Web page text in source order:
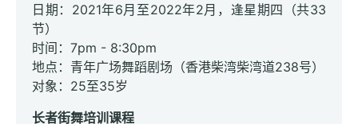
日期：2021年6月至2022年2月，逢星期四（共33
节）
时间：7pm - 8:30pm
地点：青年广场舞蹈剧场（香港柴湾柴湾道238号）
对象：25至35岁
长者街舞培训课程